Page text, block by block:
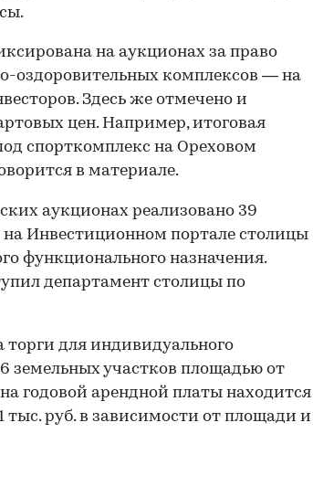
на аукционах за право
оздоровительных комплексов — на
Здесь же отмечено и
цен. Например, итоговая
спорткомплекс на Ореховом
в материале.
аукционах реализовано 39
на Инвестиционном портале столицы
функционального назначения.
департамент столицы по
торги для индивидуального
земельных участков площадью от
годовой арендной платы находится
тыс. руб. в зависимости от площади и